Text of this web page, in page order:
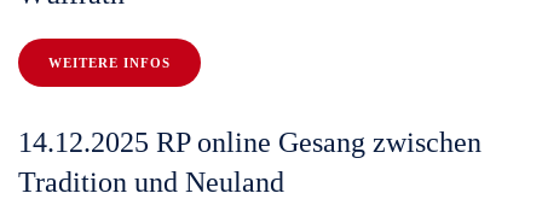
WEITERE INFOS
14.12.2025 RP online Gesang zwischen
Tradition und Neuland